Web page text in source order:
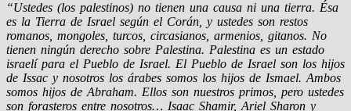
“Ustedes (los palestinos) no tienen una causa ni una tierra. Ésa
es la Tierra de Israel según el Corán, y ustedes son restos
romanos, mongoles, turcos, circasianos, armenios, gitanos. No
tienen ningún derecho sobre Palestina. Palestina es un estado
israelí para el Pueblo de Israel. El Pueblo de Israel son los hijos
de Issac y nosotros los árabes somos los hijos de Ismael. Ambos
somos hijos de Abraham. Ellos son nuestros primos, pero ustedes
son forasteros entre nosotros… Isaac Shamir, Ariel Sharon y